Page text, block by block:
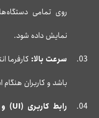
روی تمامی
نمایش داده شود.
سرعت بالا: کارفرما
باشد و کاربران
رابط کاربری (UI) و